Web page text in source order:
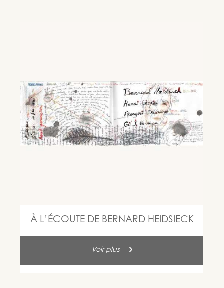
À L’ÉCOUTE DE BERNARD HEIDSIECK
Voir plus